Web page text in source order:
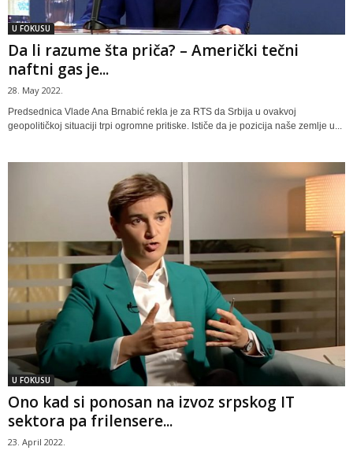
U FOKUSU
Da li razume šta priča? – Američki tečni
naftni gas je...
28. May 2022.
Predsednica Vlade Ana Brnabić rekla je za RTS da Srbija u ovakvoj
geopolitičkoj situaciji trpi ogromne pritiske. Ističe da je pozicija naše zemlje u...
U FOKUSU
Ono kad si ponosan na izvoz srpskog IT
sektora pa frilensere...
23. April 2022.